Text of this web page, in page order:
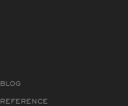
BLOG
REFERENCE